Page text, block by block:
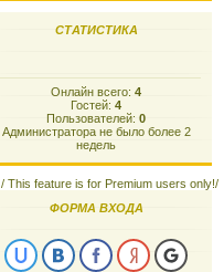
СТАТИСТИКА
Онлайн всего: 4
Гостей: 4
Пользователей: 0
Администратора не было более 2
недель
/ This feature is for Premium users only!/
ФОРМА ВХОДА